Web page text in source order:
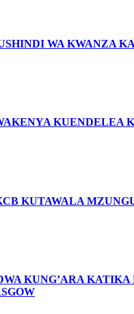
WA KWANZA
KUENDELEA
KUTAWALA
KUNG’ARA KATIKA